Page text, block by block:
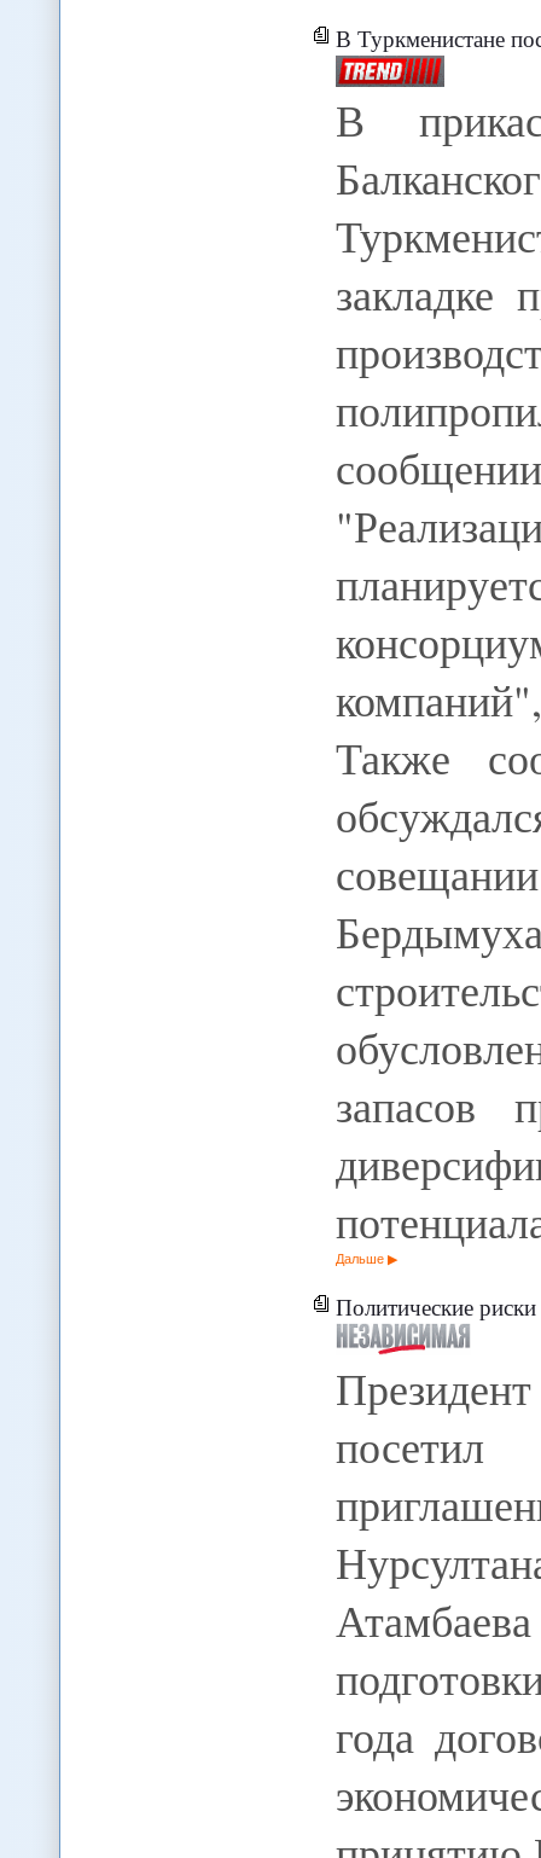
В Туркменистане
В
закладке
Также
запасов
Дальше
Политические риски
года